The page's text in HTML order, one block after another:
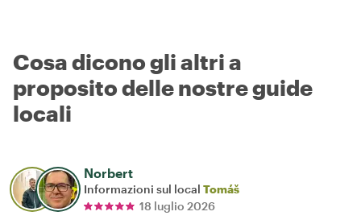
Cosa dicono gli altri a
proposito delle nostre guide
locali
Norbert
Informazioni sul local Tomáš
18 luglio 2026